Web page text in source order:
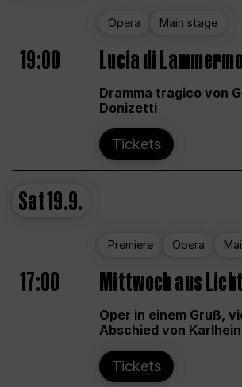
Opera Main stage
19:00 Lucia di
Dramma tragico von
Donizetti
Tickets
Sat19.9.
Premiere Opera
17:00 Mittwoch aus Licht
Oper in einem Gruß,
Abschied von
Tickets